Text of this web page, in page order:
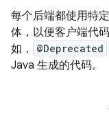
每个后端都使用特
体，以便客户端代
如，
@Deprecated
Java 生成的代码。